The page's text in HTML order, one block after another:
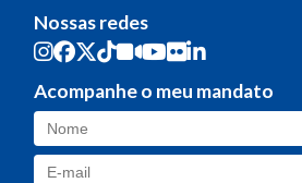
Nossas redes
Acompanhe o meu mandato